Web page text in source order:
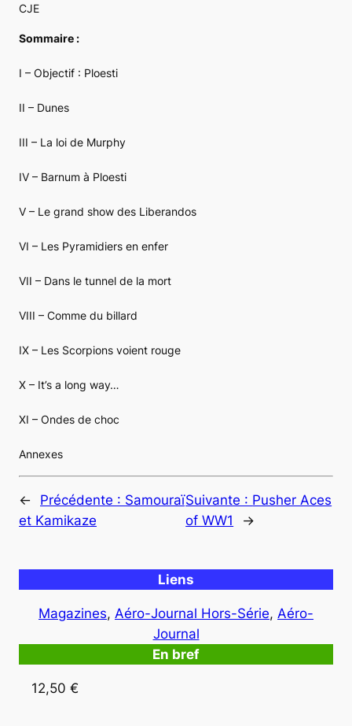
CJE
Sommaire :
I – Objectif : Ploesti
II – Dunes
III – La loi de Murphy
IV – Barnum à Ploesti
V – Le grand show des Liberandos
VI – Les Pyramidiers en enfer
VII – Dans le tunnel de la mort
VIII – Comme du billard
IX – Les Scorpions voient rouge
X – It’s a long way…
XI – Ondes de choc
Annexes
← Précédente : Samouraï
et Kamikaze
Suivante : Pusher Aces
of WW1
→
Liens
Magazines, Aéro-Journal Hors-Série, Aéro-
Journal
En bref
12,50 €